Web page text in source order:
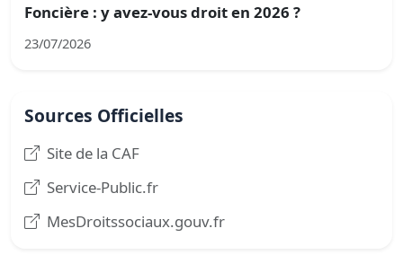
Foncière : y avez-vous droit en 2026 ?
23/07/2026
Sources Officielles
Site de la CAF
Service-Public.fr
MesDroitssociaux.gouv.fr